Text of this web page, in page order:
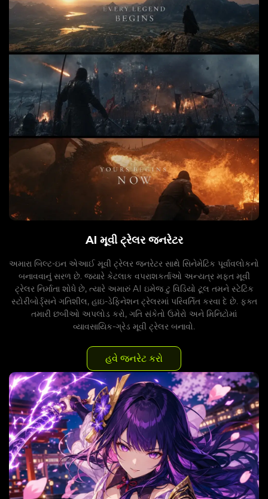
AI મૂવી ટ્રેલર જનરેટર
અમારા બિલ્ટ-ઇન એઆઈ મૂવી ટ્રેલર જનરેટર સાથે સિનેમેટિક પૂર્વાવલોકનો
બનાવવાનું સરળ છે. જ્યારે કેટલાક વપરાશકર્તાઓ અન્યત્ર મફત મૂવી
ટ્રેલર નિર્માતા શોધે છે, ત્યારે અમારું AI ઇમેજ ટુ વિડિયો ટૂલ તમને સ્ટેટિક
સ્ટોરીબોર્ડ્સને ગતિશીલ, હાઇ-ડેફિનેશન ટ્રેલરમાં પરિવર્તિત કરવા દે છે. ફક્ત
તમારી છબીઓ અપલોડ કરો, ગતિ સંકેતો ઉમેરો અને મિનિટોમાં
વ્યાવસાયિક-ગ્રેડ મૂવી ટ્રેલર બનાવો.
હવે જનરેટ કરો